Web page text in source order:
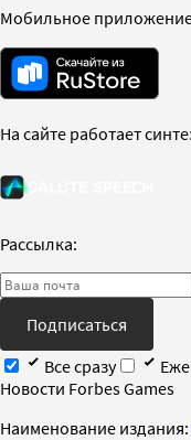
Мобильное
На сайте работает
Рассылка:
Подписаться
Все сразу
Новости Forbes Games
Наименование издания: